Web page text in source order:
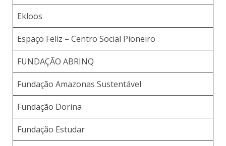
Ekloos
Espaço Feliz – Centro Social Pioneiro
FUNDAÇÃO ABRINQ
Fundação Amazonas Sustentável
Fundação Dorina
Fundação Estudar